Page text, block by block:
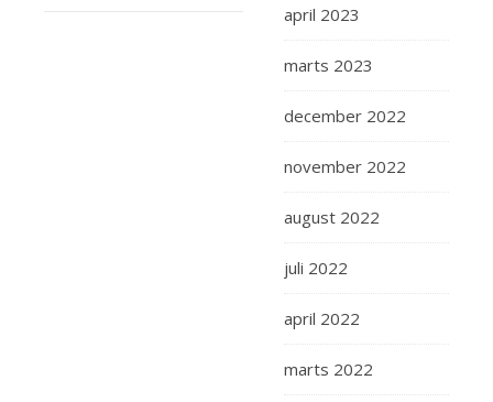
april 2023
marts 2023
december 2022
november 2022
august 2022
juli 2022
april 2022
marts 2022